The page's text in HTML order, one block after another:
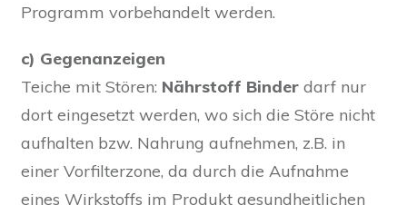
Programm vorbehandelt werden.
c) Gegenanzeigen
Teiche mit Stören: Nährstoff Binder darf nur
dort eingesetzt werden, wo sich die Störe nicht
aufhalten bzw. Nahrung aufnehmen, z.B. in
einer Vorfilterzone, da durch die Aufnahme
eines Wirkstoffs im Produkt gesundheitlichen